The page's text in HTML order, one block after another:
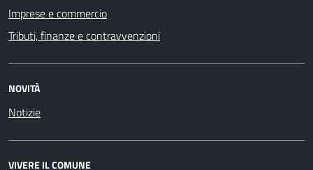
Imprese e commercio
Tributi, finanze e contravvenzioni
NOVITÀ
Notizie
VIVERE IL COMUNE